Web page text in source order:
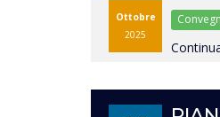
Ottobre
2025